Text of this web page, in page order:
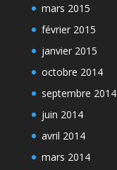
mars 2015
février 2015
janvier 2015
octobre 2014
septembre 2014
juin 2014
avril 2014
mars 2014